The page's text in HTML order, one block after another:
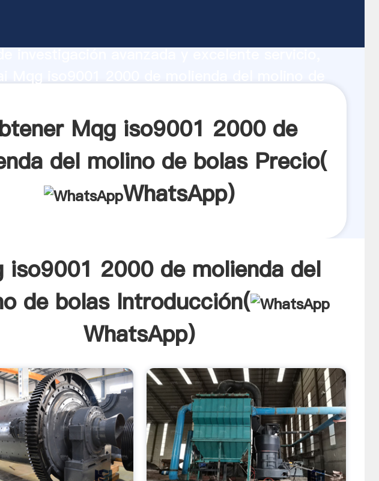
Mqg iso9001 2000 de
del molino de bolas Precio(
WhatsApp)
iso9001 2000 de molienda del
de bolas Introducción(
WhatsApp)